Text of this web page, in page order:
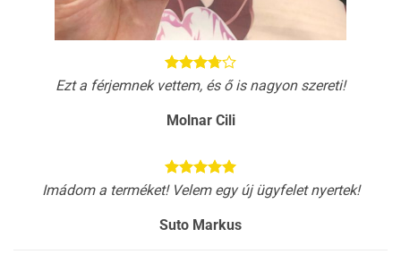
Ezt a férjemnek vettem, és ő is nagyon szereti!
Molnar Cili
Imádom a terméket! Velem egy új ügyfelet nyertek!
Suto Markus